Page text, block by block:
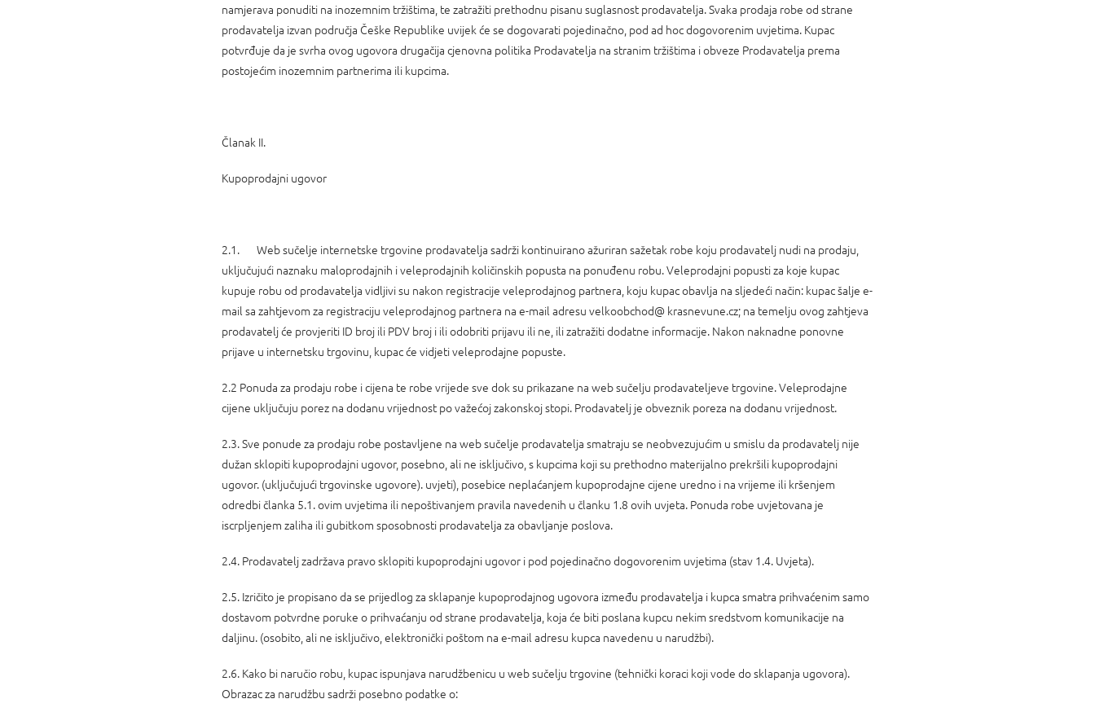
namjerava ponuditi na inozemnim tržištima, te zatražiti prethodnu pisanu suglasnost prodavatelja. Svaka prodaja robe od strane
prodavatelja izvan područja Češke Republike uvijek će se dogovarati pojedinačno, pod ad hoc dogovorenim uvjetima. Kupac
potvrđuje da je svrha ovog ugovora drugačija cjenovna politika Prodavatelja na stranim tržištima i obveze Prodavatelja prema
postojećim inozemnim partnerima ili kupcima.
Članak II.
Kupoprodajni ugovor
2.1. Web sučelje internetske trgovine prodavatelja sadrži kontinuirano ažuriran sažetak robe koju prodavatelj nudi na prodaju,
uključujući naznaku maloprodajnih i veleprodajnih količinskih popusta na ponuđenu robu. Veleprodajni popusti za koje kupac
kupuje robu od prodavatelja vidljivi su nakon registracije veleprodajnog partnera, koju kupac obavlja na sljedeći način: kupac šalje e-
mail sa zahtjevom za registraciju veleprodajnog partnera na e-mail adresu velkoobchod@ krasnevune.cz; na temelju ovog zahtjeva
prodavatelj će provjeriti ID broj ili PDV broj i ili odobriti prijavu ili ne, ili zatražiti dodatne informacije. Nakon naknadne ponovne
prijave u internetsku trgovinu, kupac će vidjeti veleprodajne popuste.
2.2 Ponuda za prodaju robe i cijena te robe vrijede sve dok su prikazane na web sučelju prodavateljeve trgovine. Veleprodajne
cijene uključuju porez na dodanu vrijednost po važećoj zakonskoj stopi. Prodavatelj je obveznik poreza na dodanu vrijednost.
2.3. Sve ponude za prodaju robe postavljene na web sučelje prodavatelja smatraju se neobvezujućim u smislu da prodavatelj nije
dužan sklopiti kupoprodajni ugovor, posebno, ali ne isključivo, s kupcima koji su prethodno materijalno prekršili kupoprodajni
ugovor. (uključujući trgovinske ugovore). uvjeti), posebice neplaćanjem kupoprodajne cijene uredno i na vrijeme ili kršenjem
odredbi članka 5.1. ovim uvjetima ili nepoštivanjem pravila navedenih u članku 1.8 ovih uvjeta. Ponuda robe uvjetovana je
iscrpljenjem zaliha ili gubitkom sposobnosti prodavatelja za obavljanje poslova.
2.4. Prodavatelj zadržava pravo sklopiti kupoprodajni ugovor i pod pojedinačno dogovorenim uvjetima (stav 1.4. Uvjeta).
2.5. Izričito je propisano da se prijedlog za sklapanje kupoprodajnog ugovora između prodavatelja i kupca smatra prihvaćenim samo
dostavom potvrdne poruke o prihvaćanju od strane prodavatelja, koja će biti poslana kupcu nekim sredstvom komunikacije na
daljinu. (osobito, ali ne isključivo, elektronički poštom na e-mail adresu kupca navedenu u narudžbi).
2.6. Kako bi naručio robu, kupac ispunjava narudžbenicu u web sučelju trgovine (tehnički koraci koji vode do sklapanja ugovora).
Obrazac za narudžbu sadrži posebno podatke o: